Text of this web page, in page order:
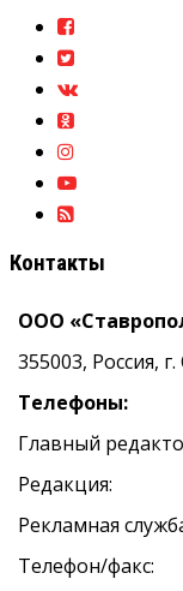
Контакты
ООО
355003, Россия,
Телефоны:
Главный
Редакция:
Рекламная
Телефон/факс: